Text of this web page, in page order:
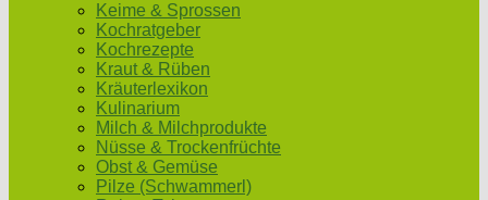
Keime & Sprossen
Kochratgeber
Kochrezepte
Kraut & Rüben
Kräuterlexikon
Kulinarium
Milch & Milchprodukte
Nüsse & Trockenfrüchte
Obst & Gemüse
Pilze (Schwammerl)